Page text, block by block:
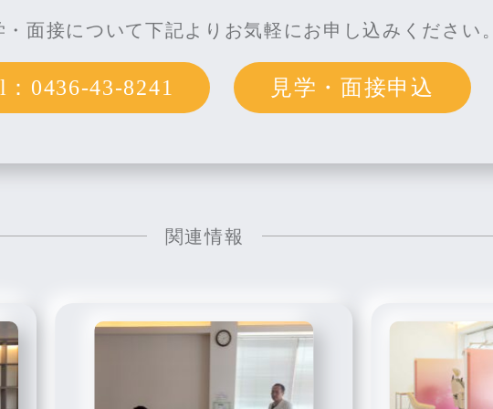
面接について下記よりお気軽にお申し込みください。
0436-43-8241 見学・面接申込
関連情報